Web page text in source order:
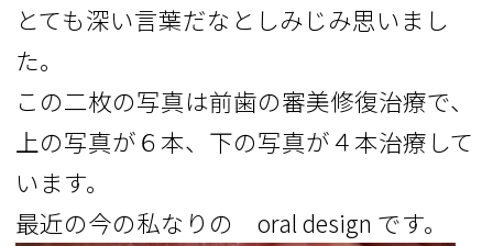
とても深い言葉だなとしみじみ思いまし
た。
この二枚の写真は前歯の審美修復治療で、
上の写真が６本、下の写真が４本治療して
います。
最近の今の私なりの oral design です。